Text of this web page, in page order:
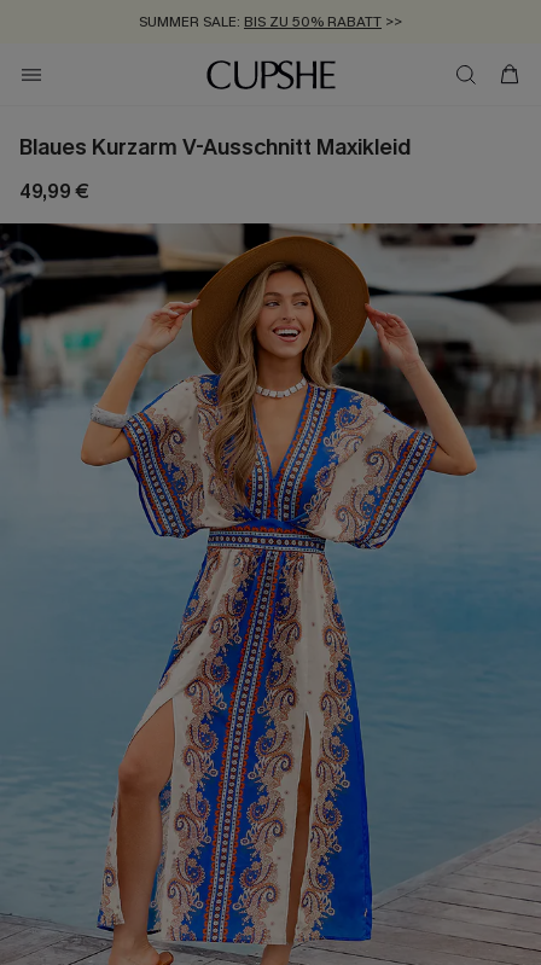
SUMMER SALE: BIS ZU 50% RABATT >>
ZUM NEWSLETTER:BIS ZU -20% EXTRA ERHALTEN
KOSTENLOSER VERSAND AB 89 €
Blaues Kurzarm V-Ausschnitt Maxikleid
49,99 €